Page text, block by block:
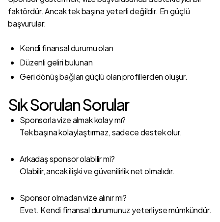
faktördür. Ancak tek başına yeterli değildir. En güçlü
başvurular:
Kendi finansal durumu olan
Düzenli geliri bulunan
Geri dönüş bağları güçlü olan profillerden oluşur.
Sık Sorulan Sorular
Sponsorla vize almak kolay mı?
Tek başına kolaylaştırmaz, sadece destek olur.
Arkadaş sponsor olabilir mi?
Olabilir, ancak ilişki ve güvenilirlik net olmalıdır.
Sponsor olmadan vize alınır mı?
Evet. Kendi finansal durumunuz yeterliyse mümkündür.